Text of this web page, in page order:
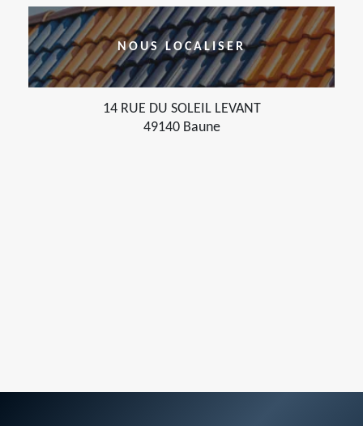
NOUS LOCALISER
14 RUE DU SOLEIL LEVANT
49140 Baune